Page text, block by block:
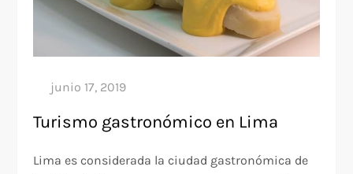
Turismo gastronómico en Lima
Lima es considerada la ciudad gastronómica de